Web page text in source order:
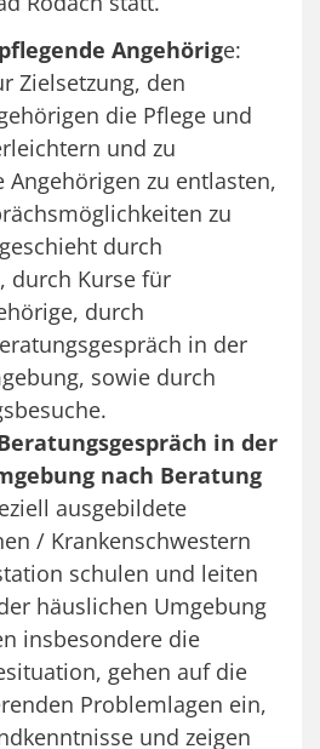
Angehörige:
Zielsetzung, den
die Pflege und
und zu
Angehörigen zu entlasten,
zu
durch
durch Kurse für
durch
in der
sowie durch
in der
nach Beratung
ausgebildete
/ Krankenschwestern
schulen und leiten
häuslichen Umgebung
insbesondere die
gehen auf die
Problemlagen ein,
und zeigen